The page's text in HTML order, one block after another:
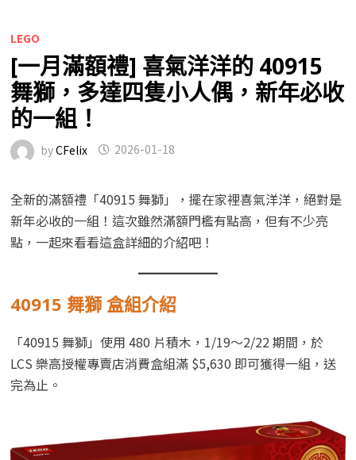
LEGO
[一月滿額禮] 喜氣洋洋的 40915
舞獅，多達四隻小人偶，新年必收
的一組！
byCFelix 2026-01-18
全新的滿額禮「40915 舞獅」，擺在家裡喜氣洋洋，絕對是
新年必收的一組！這次雖然滿額門檻有點高，但有不少亮
點，一起來看看這盒詳細的介紹吧！
40915 舞獅 盒組介紹
「40915 舞獅」使用 480 片積木，1/19～2/22 期間，於
LCS 樂高授權專賣店消費盒組滿 $5,630 即可獲得一組，送
完為止。